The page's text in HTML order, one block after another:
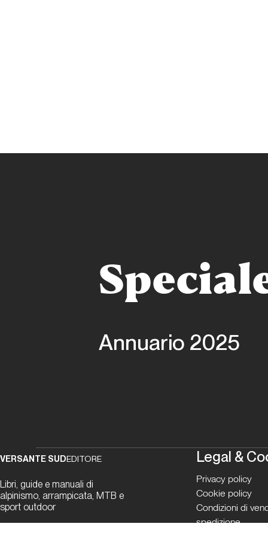
Annuario 2025
VERSANTE SUDEDITORE
Libri, guide e manuali di
alpinismo, arrampicata, MTB e
sport outdoor
Legal &
Privacy policy
Cookie policy
Condizioni di
spedizione